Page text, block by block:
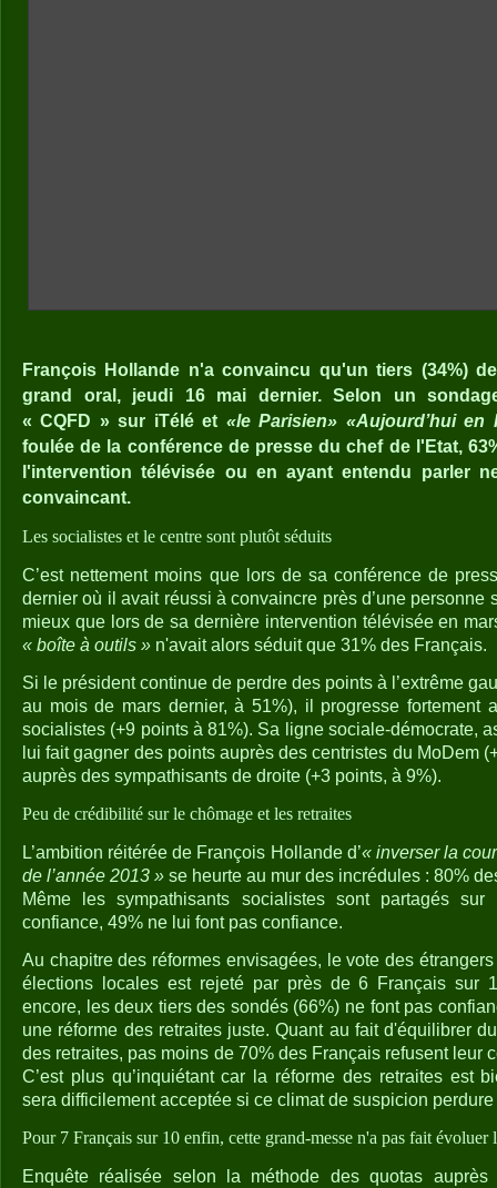
François Hollande n'a convaincu qu'un tiers (34%)
grand oral, jeudi 16 mai dernier. Selon un
« CQFD » sur iTélé et «le Parisien» «Aujourd’hui en
foulée de la conférence de presse du chef de l'Etat,
l'intervention télévisée ou en ayant entendu parler
convaincant.
Les socialistes et le centre sont plutôt séduits
C’est nettement moins que lors de sa conférence de
dernier où il avait réussi à convaincre près d’une personne
mieux que lors de sa dernière intervention télévisée en
« boîte à outils » n'avait alors séduit que 31% des Français.
Si le président continue de perdre des points à l’extrême
au mois de mars dernier, à 51%), il progresse fortement
socialistes (+9 points à 81%). Sa ligne sociale-démocrate,
lui fait gagner des points auprès des centristes du MoDem
auprès des sympathisants de droite (+3 points, à 9%).
Peu de crédibilité sur le chômage et les retraites
L’ambition réitérée de François Hollande d’« inverser la
de l’année 2013 » se heurte au mur des incrédules : 80%
Même les sympathisants socialistes sont partagés
confiance, 49% ne lui font pas confiance.
Au chapitre des réformes envisagées, le vote des
élections locales est rejeté par près de 6 Français sur
encore, les deux tiers des sondés (66%) ne font pas
une réforme des retraites juste. Quant au fait d'équilibrer
des retraites, pas moins de 70% des Français refusent leur
C’est plus qu’inquiétant car la réforme des retraites est
sera difficilement acceptée si ce climat de suspicion perdure
Pour 7 Français sur 10 enfin, cette grand-messe n'a pas fait évoluer
Enquête réalisée selon la méthode des quotas